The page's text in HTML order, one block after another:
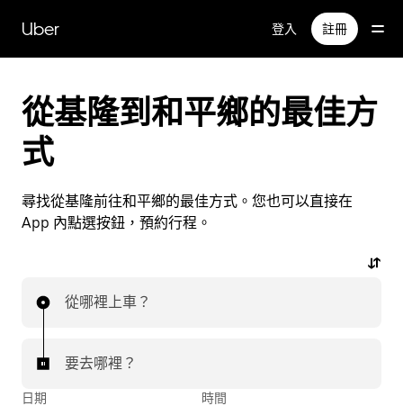
Uber 登入 註冊
從基隆到和平鄉的最佳方
式
尋找從基隆前往和平鄉的最佳方式。您也可以直接在
App 內點選按鈕，預約行程。
從哪裡上車？
要去哪裡？
日期 時間